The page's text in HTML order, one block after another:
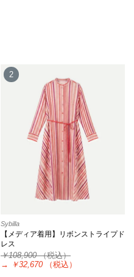
2
Sybilla
【メディア着用】リボンストライプド
レス
￥108,900（税込）
→
￥32,670 （税込）